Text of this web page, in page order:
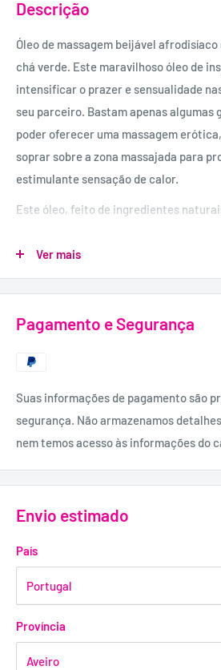
Descrição
Óleo de massagem beijável
chá verde. Este maravilhoso óleo de
intensificar o prazer e sensualidade
seu parceiro. Bastam apenas algumas
poder oferecer uma massagem
soprar sobre a zona massajada para
estimulante sensação de calor.
Este óleo, feito de ingredientes
Azul #1 (CI42090), FD&C Amarelo #5
QUANTIDADE:
Ver mais
Pagamento e Segurança
Suas informações de pagamento são
segurança. Não armazenamos
nem temos acesso às informações do
Envio estimado
País
Província